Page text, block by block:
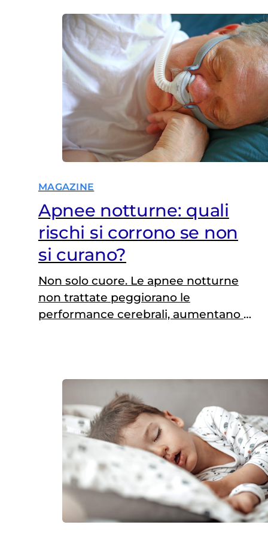
specialista
MAGAZINE
Apnee notturne: quali
rischi si corrono se non
si curano?
Non solo cuore. Le apnee notturne
non trattate peggiorano le
performance cerebrali, aumentano le